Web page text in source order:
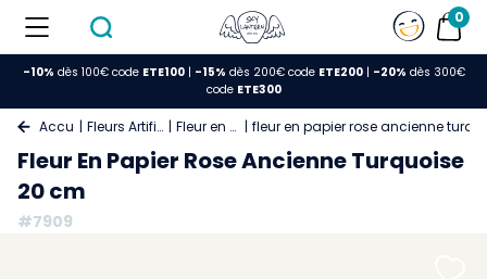
0
-10% dès 100€ code ETE100| -15% dès 200€ code ETE200| -20% dès 300€
code ETE300
Accueil Fleurs Artificielles Fleur en Papier fleur en papier rose ancienne
Fleur En Papier Rose Ancienne Turquoise
20 cm
#7909